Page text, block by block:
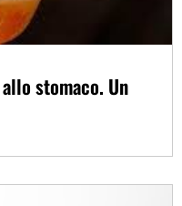
stomaco. Un